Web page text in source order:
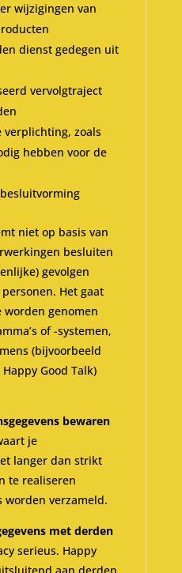
wijzigingen van
dienst gedegen uit
vervolgtraject
verplichting, zoals
hebben voor de
niet op basis van
besluiten
gevolgen
Het gaat
genomen
of -systemen,
(bijvoorbeeld
Good Talk)
bewaren
je
langer dan strikt
te realiseren
worden verzameld.
met derden
serieus. Happy